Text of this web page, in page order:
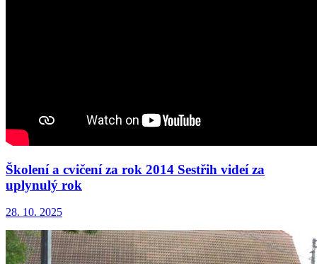
Školení a cvičení za rok 2014 Sestřih videí za
uplynulý rok
28. 10. 2025